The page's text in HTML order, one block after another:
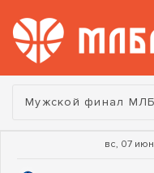
Турнир:
Мужской финал
вс, 07